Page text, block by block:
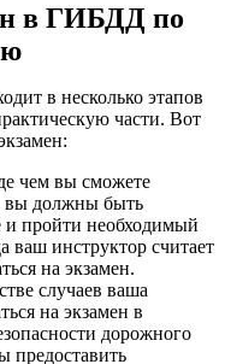
в ГИБДД по
в несколько этапов
части. Вот
чем вы сможете
вы должны быть
и пройти необходимый
ваш инструктор считает
на экзамен.
случаев ваша
на экзамен в
дорожного